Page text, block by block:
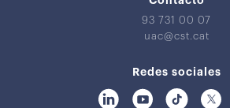
93 731 00 07
uac@cst.cat
Redes sociales